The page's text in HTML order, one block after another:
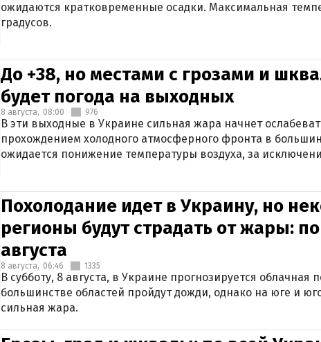
ожидаются кратковременные осадки. Максимальная
градусов.
До +38, но местами с грозами и
будет погода на выходных
8 августа, 08:00 976
В эти выходные в Украине сильная жара начнет
прохождением холодного атмосферного фронта в
ожидается понижение температуры воздуха, за
Похолодание идет в Украину, но
регионы будут страдать от жары:
августа
8 августа, 06:46 1335
В субботу, 8 августа, в Украине прогнозируется облачная
большинстве областей пройдут дожди, однако на юге и
сильная жара.